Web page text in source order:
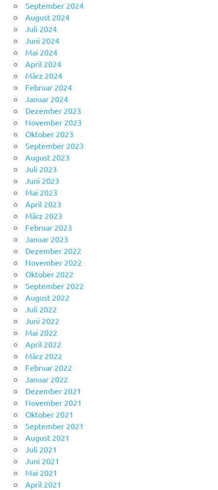
September 2024
August 2024
Juli 2024
Juni 2024
Mai 2024
April 2024
März 2024
Februar 2024
Januar 2024
Dezember 2023
November 2023
Oktober 2023
September 2023
August 2023
Juli 2023
Juni 2023
Mai 2023
April 2023
März 2023
Februar 2023
Januar 2023
Dezember 2022
November 2022
Oktober 2022
September 2022
August 2022
Juli 2022
Juni 2022
Mai 2022
April 2022
März 2022
Februar 2022
Januar 2022
Dezember 2021
November 2021
Oktober 2021
September 2021
August 2021
Juli 2021
Juni 2021
Mai 2021
April 2021